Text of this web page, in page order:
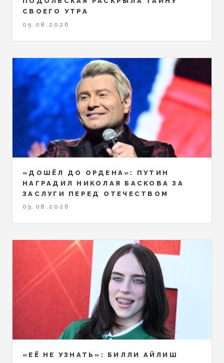
СВОЕГО УТРА
05.08.2026
«ДОШЁЛ ДО ОРДЕНА»: ПУТИН
НАГРАДИЛ НИКОЛАЯ БАСКОВА ЗА
ЗАСЛУГИ ПЕРЕД ОТЕЧЕСТВОМ
05.08.2026
«ЕЁ НЕ УЗНАТЬ»: БИЛЛИ АЙЛИШ